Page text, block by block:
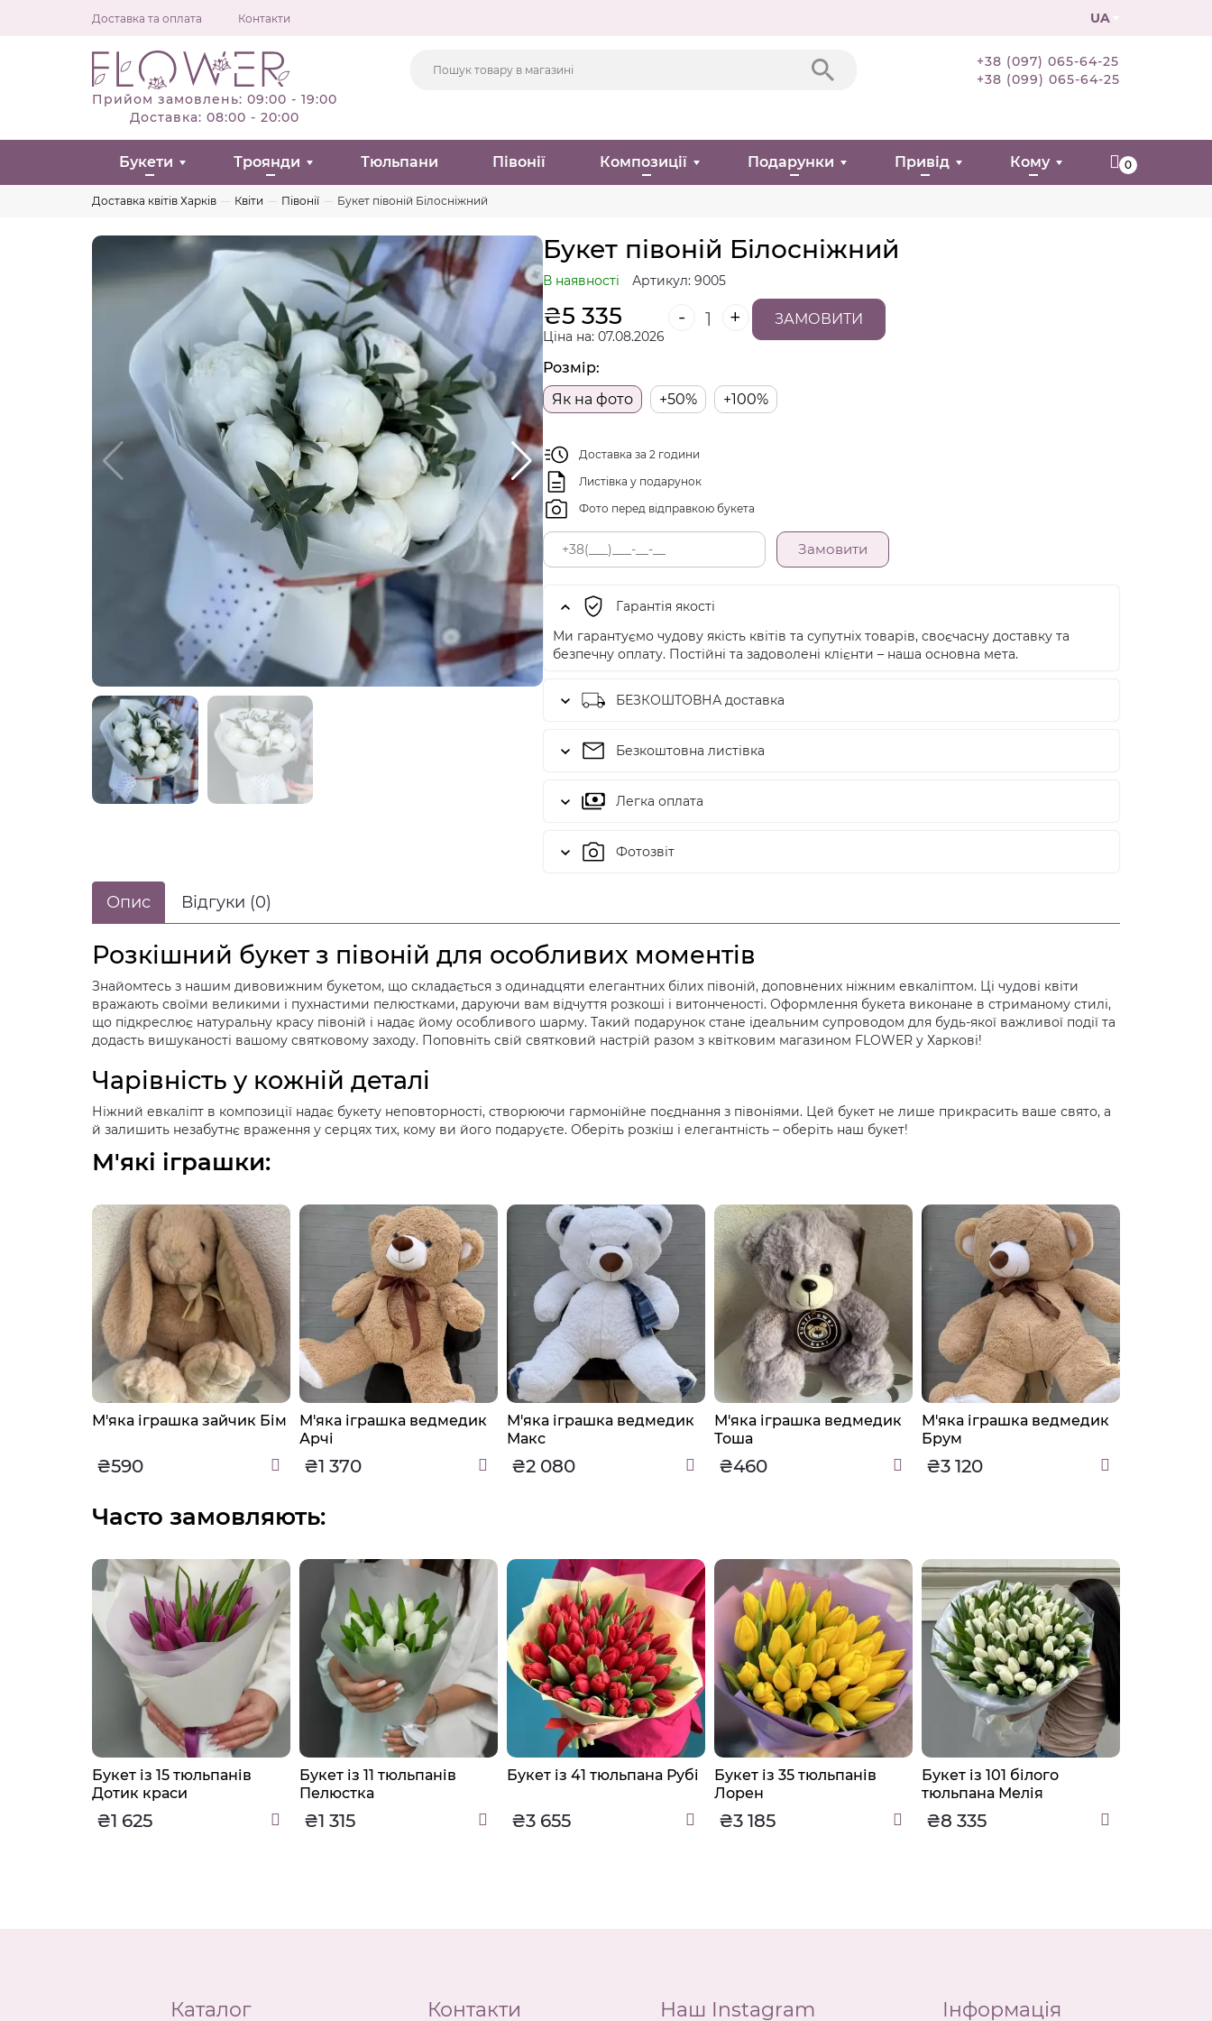
Доставка та оплата Контакти UA
+38 (097) 065-64-25
+38 (099) 065-64-25
Прийом замовлень: 09:00 - 19:00
Доставка: 08:00 - 20:00
Букети Троянди Тюльпани Півонії Композиції Подарунки Привід Кому 0
Доставка квітів Харків Квіти Півонії Букет півоній Білосніжний
Букет півоній Білосніжний
В наявності Артикул: 9005
₴5 335
Ціна на: 07.08.2026
- + ЗАМОВИТИ
Розмір:
Як на фото
+50% +100%
Доставка за 2 години
Листівка у подарунок
Фото перед відправкою букета
Замовити
Гарантія якості
Ми гарантуємо чудову якість квітів та супутніх товарів, своєчасну доставку та
безпечну оплату. Постійні та задоволені клієнти – наша основна мета.
БЕЗКОШТОВНА доставка
Безкоштовна листівка
Легка оплата
Фотозвіт
Опис Відгуки (0)
Розкішний букет з півоній для особливих моментів
Знайомтесь з нашим дивовижним букетом, що складається з одинадцяти елегантних білих півоній, доповнених ніжним евкаліптом. Ці чудові квіти
вражають своїми великими і пухнастими пелюстками, даруючи вам відчуття розкоші і витонченості. Оформлення букета виконане в стриманому стилі,
що підкреслює натуральну красу півоній і надає йому особливого шарму. Такий подарунок стане ідеальним супроводом для будь-якої важливої події та
додасть вишуканості вашому святковому заходу. Поповніть свій святковий настрій разом з квітковим магазином FLOWER у Харкові!
Чарівність у кожній деталі
Ніжний евкаліпт в композиції надає букету неповторності, створюючи гармонійне поєднання з півоніями. Цей букет не лише прикрасить ваше свято, а
й залишить незабутнє враження у серцях тих, кому ви його подаруєте. Оберіть розкіш і елегантність – оберіть наш букет!
М'які іграшки:
М'яка іграшка зайчик Бім
₴590
М'яка іграшка ведмедик
Арчі
₴1 370
М'яка іграшка ведмедик
Макс
₴2 080
М'яка іграшка ведмедик
Тоша
₴460
М'яка іграшка ведмедик
Брум
₴3 120
Часто замовляють:
Букет із 15 тюльпанів
Дотик краси
₴1 625
Букет із 11 тюльпанів
Пелюстка
₴1 315
Букет із 41 тюльпана Рубі
₴3 655
Букет із 35 тюльпанів
Лорен
₴3 185
Букет із 101 білого
тюльпана Мелія
₴8 335
Каталог Контакти Наш Instagram Інформація